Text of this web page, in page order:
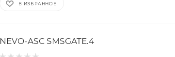
В ИЗБРАННОЕ
NEVO-ASC SMSGATE.4